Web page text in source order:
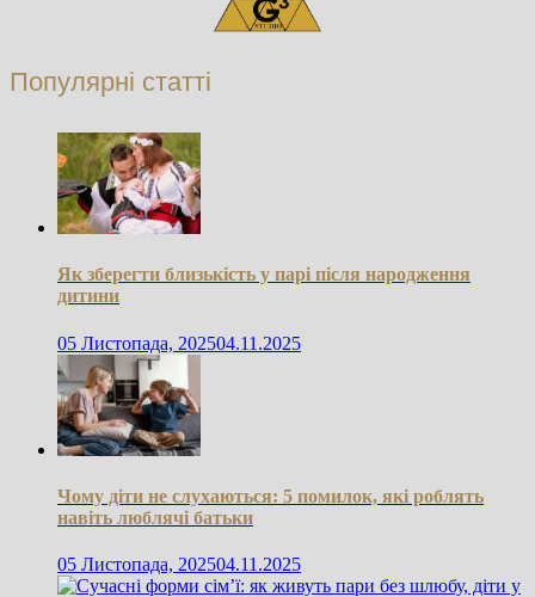
Популярні статті
Як зберегти близькість у парі після народження
дитини
05 Листопада, 202504.11.2025
Чому діти не слухаються: 5 помилок, які роблять
навіть люблячі батьки
05 Листопада, 202504.11.2025